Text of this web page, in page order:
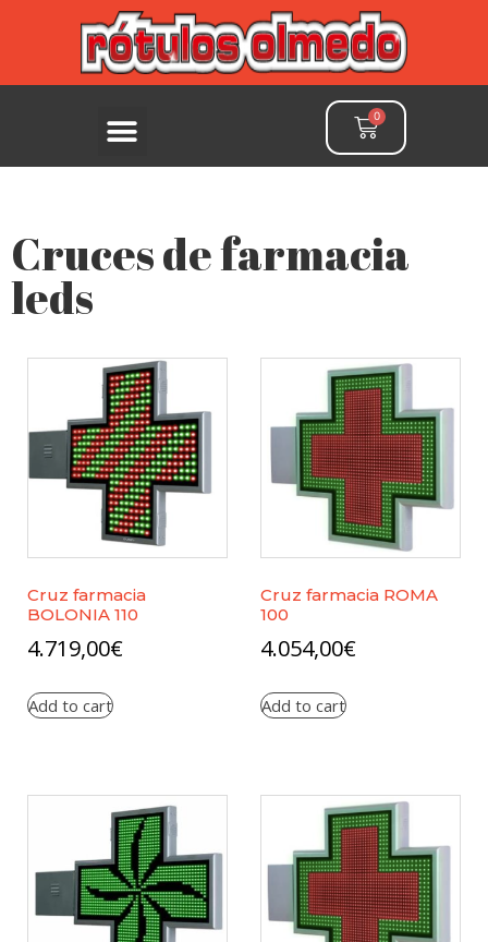
Cruces de farmacia
leds
Cruz farmacia
BOLONIA 110
4.719,00€
Add to cart
Cruz farmacia ROMA
100
4.054,00€
Add to cart